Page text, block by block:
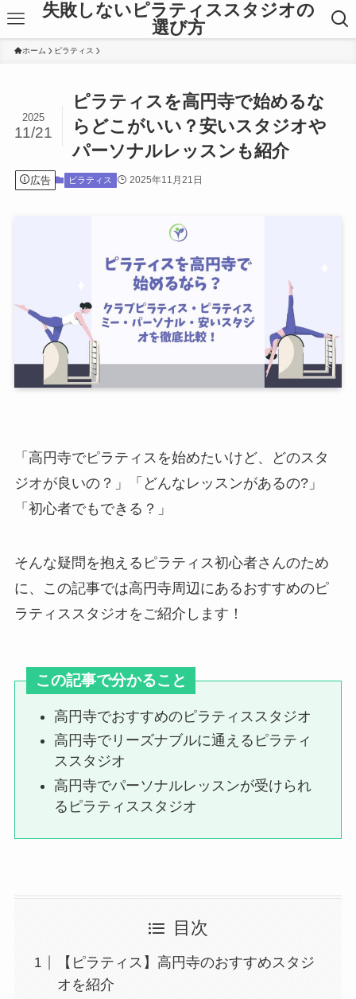
失敗しないピラティススタジオの
選び方
ホーム ピラティス
ピラティスを高円寺で始めるな
らどこがいい？安いスタジオや
パーソナルレッスンも紹介
2025
11/21
広告 ピラティス 2025年11月21日
「高円寺でピラティスを始めたいけど、どのスタ
ジオが良いの？」「どんなレッスンがあるの?」
「初心者でもできる？」
そんな疑問を抱えるピラティス初心者さんのため
に、この記事では高円寺周辺にあるおすすめのピ
ラティススタジオをご紹介します！
この記事で分かること
高円寺でおすすめのピラティススタジオ
高円寺でリーズナブルに通えるピラティ
ススタジオ
高円寺でパーソナルレッスンが受けられ
るピラティススタジオ
目次
【ピラティス】高円寺のおすすめスタジ
オを紹介